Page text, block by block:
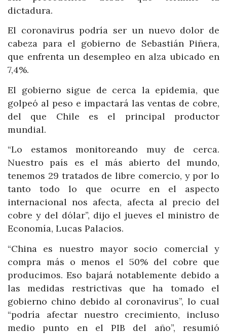
dictadura.
El coronavirus podría ser un nuevo dolor de
cabeza para el gobierno de Sebastián Piñera,
que enfrenta un desempleo en alza ubicado en
7,4%.
El gobierno sigue de cerca la epidemia, que
golpeó al peso e impactará las ventas de cobre,
del que Chile es el principal productor
mundial.
“Lo estamos monitoreando muy de cerca.
Nuestro país es el más abierto del mundo,
tenemos 29 tratados de libre comercio, y por lo
tanto todo lo que ocurre en el aspecto
internacional nos afecta, afecta al precio del
cobre y del dólar”, dijo el jueves el ministro de
Economía, Lucas Palacios.
“China es nuestro mayor socio comercial y
compra más o menos el 50% del cobre que
producimos. Eso bajará notablemente debido a
las medidas restrictivas que ha tomado el
gobierno chino debido al coronavirus”, lo cual
“podría afectar nuestro crecimiento, incluso
medio punto en el PIB del año”, resumió